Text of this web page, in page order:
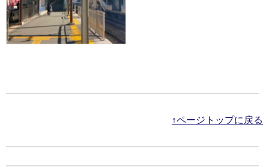
↑ページトップに戻る